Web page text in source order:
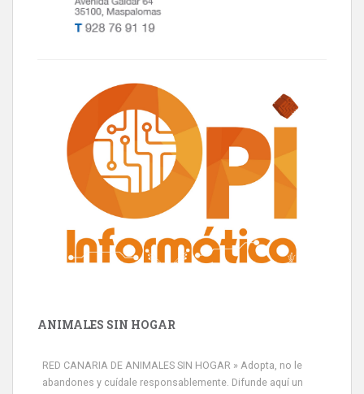
ANIMALES SIN HOGAR
RED CANARIA DE ANIMALES SIN HOGAR » Adopta, no le
abandones y cuídale responsablemente. Difunde aquí un